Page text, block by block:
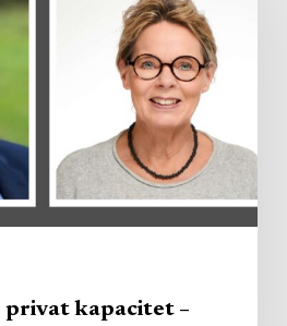
privat kapacitet –